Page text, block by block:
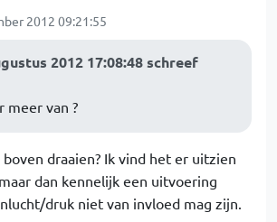
2012 09:21:55
2012 17:08:48 schreef
meer van ?
boven draaien? Ik vind het er uitzien
dan kennelijk een uitvoering
druk niet van invloed mag zijn.